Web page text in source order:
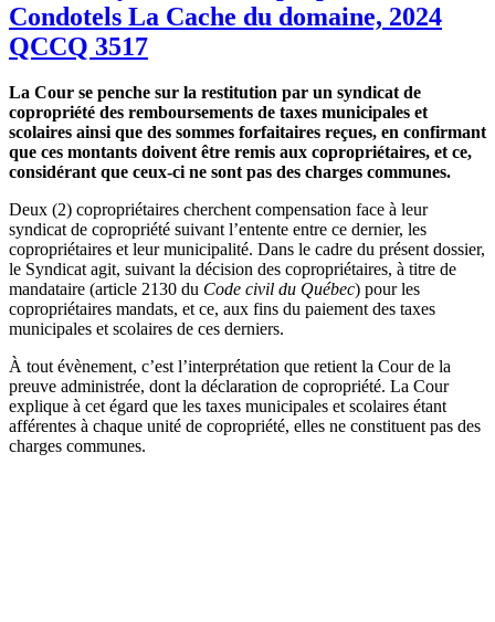
Condotels La Cache du domaine, 2024
QCCQ 3517
La Cour se penche sur la restitution par un syndicat de
copropriété des remboursements de taxes municipales et
scolaires ainsi que des sommes forfaitaires reçues, en confirmant
que ces montants doivent être remis aux copropriétaires, et ce,
considérant que ceux-ci ne sont pas des charges communes.
Deux (2) copropriétaires cherchent compensation face à leur
syndicat de copropriété suivant l’entente entre ce dernier, les
copropriétaires et leur municipalité. Dans le cadre du présent dossier,
le Syndicat agit, suivant la décision des copropriétaires, à titre de
mandataire (article 2130 du Code civil du Québec) pour les
copropriétaires mandats, et ce, aux fins du paiement des taxes
municipales et scolaires de ces derniers.
À tout évènement, c’est l’interprétation que retient la Cour de la
preuve administrée, dont la déclaration de copropriété. La Cour
explique à cet égard que les taxes municipales et scolaires étant
afférentes à chaque unité de copropriété, elles ne constituent pas des
charges communes.